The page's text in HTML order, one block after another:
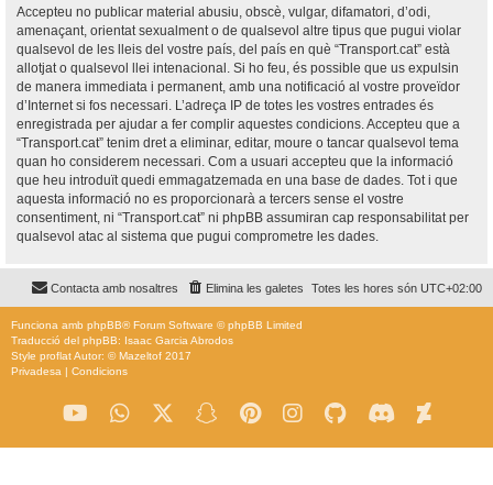
Accepteu no publicar material abusiu, obscè, vulgar, difamatori, d’odi,
amenaçant, orientat sexualment o de qualsevol altre tipus que pugui violar
qualsevol de les lleis del vostre país, del país en què “Transport.cat” està
allotjat o qualsevol llei intenacional. Si ho feu, és possible que us expulsin
de manera immediata i permanent, amb una notificació al vostre proveïdor
d’Internet si fos necessari. L’adreça IP de totes les vostres entrades és
enregistrada per ajudar a fer complir aquestes condicions. Accepteu que a
“Transport.cat” tenim dret a eliminar, editar, moure o tancar qualsevol tema
quan ho considerem necessari. Com a usuari accepteu que la informació
que heu introduït quedi emmagatzemada en una base de dades. Tot i que
aquesta informació no es proporcionarà a tercers sense el vostre
consentiment, ni “Transport.cat” ni phpBB assumiran cap responsabilitat per
qualsevol atac al sistema que pugui comprometre les dades.
Totes les hores són UTC+02:00
Elimina les galetes
Contacta amb nosaltres
Funciona amb phpBB® Forum Software © phpBB Limited
Traducció del phpBB: Isaac Garcia Abrodos
Style proflatAutor: ©Mazeltof 2017
Privadesa | Condicions